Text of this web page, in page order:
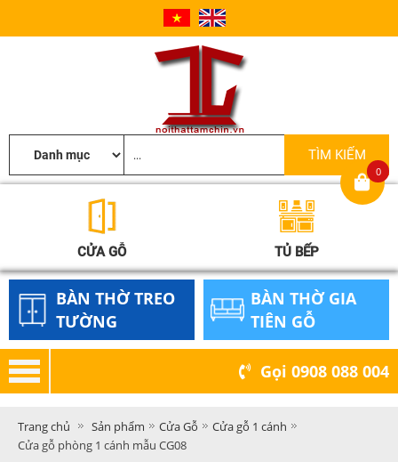
CỬA GỖ TỦ BẾP
BÀN THỜ TREO
TƯỜNG
BÀN THỜ GIA
TIÊN GỖ
Gọi 0908 088 004
Trang chủ Sản phẩm Cửa Gỗ
Cửa gỗ 1 cánh
Cửa gỗ phòng 1 cánh mẫu CG08
0